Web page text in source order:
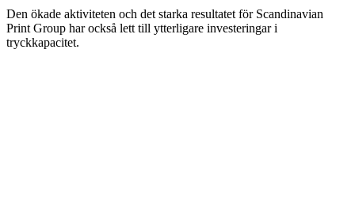
Den ökade aktiviteten och det starka resultatet för Scandinavian
Print Group har också lett till ytterligare investeringar i
tryckkapacitet.